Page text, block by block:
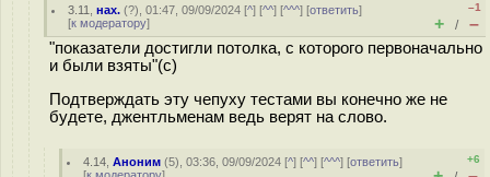
3.11 ,нах. (?), 01:47, 09/09/2024 [^] [^^] [^^^] [ответить]
[к модератору]
–1
+ / –
"показатели достигли потолка, с которого первоначально
и были взяты"(c)
Подтверждать эту чепуху тестами вы конечно же не
будете, джентльменам ведь верят на слово.
4.14 ,Аноним (5), 03:36, 09/09/2024 [^] [^^] [^^^] [ответить]
+6